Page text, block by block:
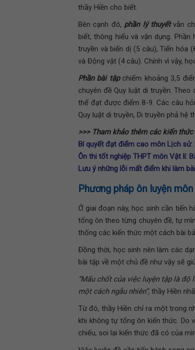
thầy Hiền cho biết.
Bên cạnh đó, phần lý thuyếtvẫn
biết, thông hiểu và vận dụng.
truyền và biến dị (5 câu), Tiến hóa
và Động vật (4 câu). Chính vì vậy,
Phần bài tậpchiếm khoảng 3,5
chuyên đề Quy luật di truyền.
thể đạt được điểm 8-9. Các câu
Quy luật di truyền, Di truyền phả hệ
>>> Tham khảo thêm các kiến
Bí quyết đạt điểm cao môn Lịch
Ôn thi tốt nghiệp THPT môn Vật lí:
Lưu ý những lỗi mất điểm khi làm
Phương pháp ôn luyện
Ở giai đoạn này, học sinh cần tiến
tổng ôn theo từng chuyên đề, tự
thống các kiến thức một cách bài
Đồng thời, học sinh nên làm các
bài tập về một chủ đề như vậy sẽ
“Mấu chốt của việc luyện tập là
một cách ngẫu nhiên”, thầy Hiền
Từ đó, thầy Hiền chỉ ra một trong
khi không tự tổng ôn kiến thức. Do
chiếu, soi lại kiến thức đã có của